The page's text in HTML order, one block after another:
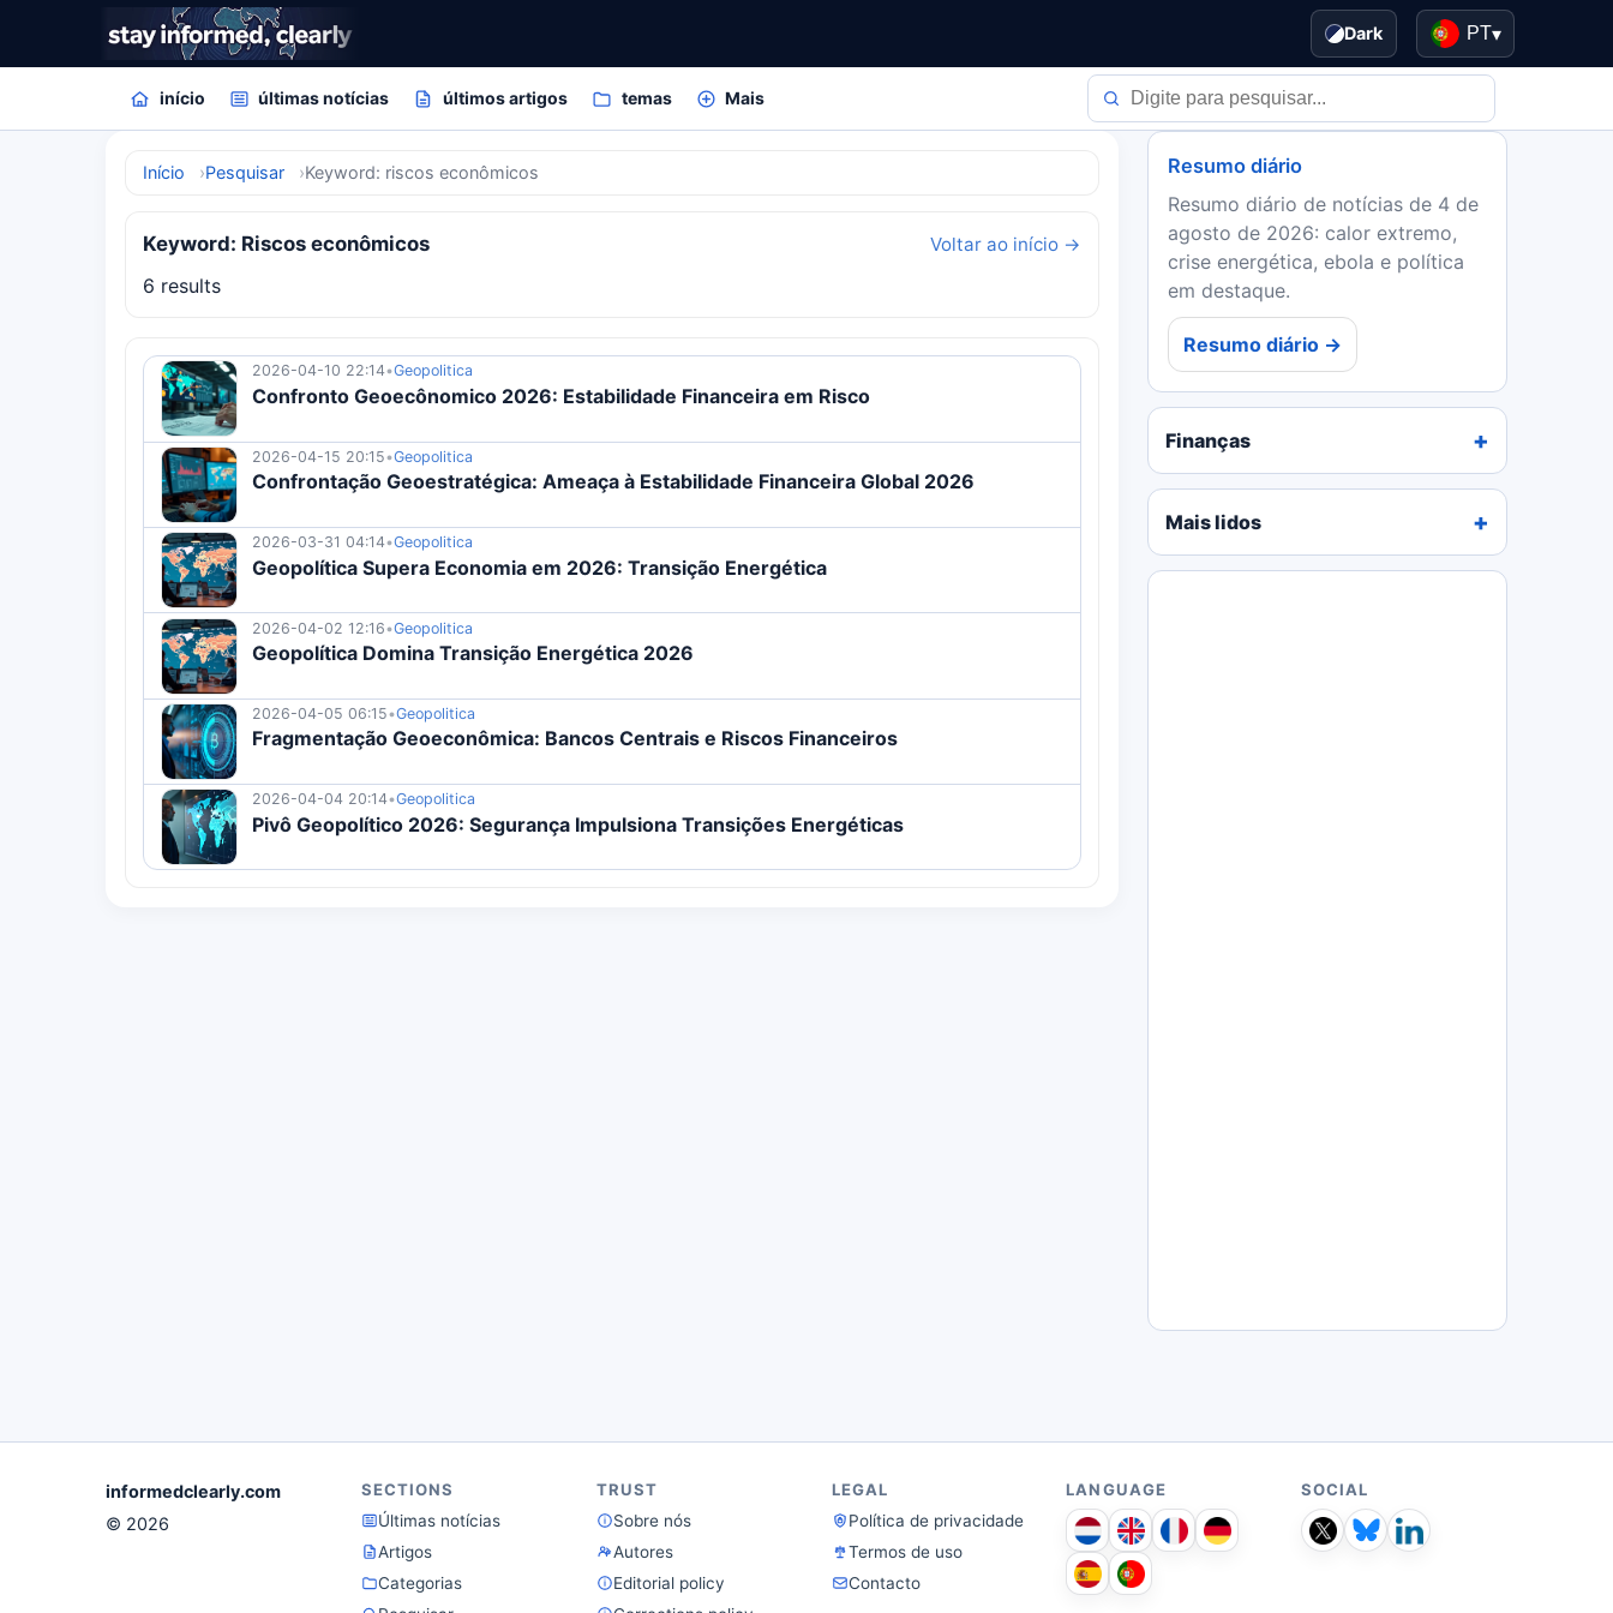
Dark PT▾
início últimas notícias últimos artigos temas Mais
Início Pesquisar Keyword: riscos econômicos
Keyword: Riscos econômicos Voltar ao início →
6 results
2026-04-10 22:14•Geopolitica
Confronto Geoecônomico 2026: Estabilidade Financeira em Risco
2026-04-15 20:15•Geopolitica
Confrontação Geoestratégica: Ameaça à Estabilidade Financeira Global 2026
2026-03-31 04:14•Geopolitica
Geopolítica Supera Economia em 2026: Transição Energética
2026-04-02 12:16•Geopolitica
Geopolítica Domina Transição Energética 2026
2026-04-05 06:15•Geopolitica
Fragmentação Geoeconômica: Bancos Centrais e Riscos Financeiros
2026-04-04 20:14•Geopolitica
Pivô Geopolítico 2026: Segurança Impulsiona Transições Energéticas
Resumo diário
Resumo diário de notícias de 4 de
agosto de 2026: calor extremo,
crise energética, ebola e política
em destaque.
Resumo diário →
Finanças
Mais lidos
informedclearly.com
© 2026
SECTIONS
Últimas notícias
Artigos
Categorias
TRUST
Sobre nós
Autores
Editorial policy
LEGAL
Política de privacidade
Termos de uso
Contacto
LANGUAGE SOCIAL